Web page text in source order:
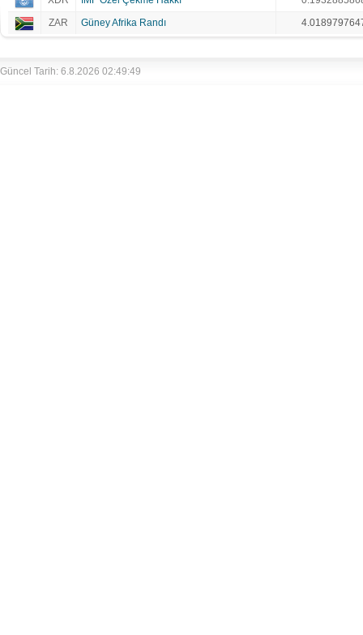
ZAR
Güney Afrika Randı
Güncel Tarih: 6.8.2026 02:49:49